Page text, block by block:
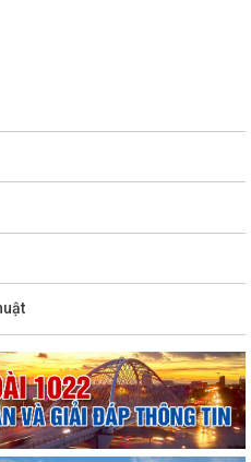
TUYÊN TRUYỀN PHỔ BIẾN PHÁP
VÀ TRAO...
ngày 4/8/2026 của UBND xã Việt